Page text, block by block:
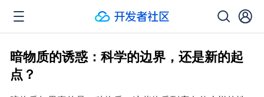
暗物质的诱惑：科学的边界，还是新的起
点？